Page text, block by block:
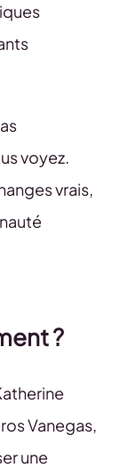
voyez.
vrais,
?
Vanegas,
une